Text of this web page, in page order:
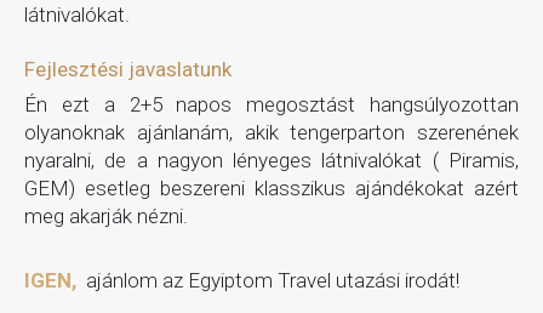
látnivalókat.
Fejlesztési javaslatunk
Én ezt a 2+5 napos megosztást hangsúlyozottan
olyanoknak ajánlanám, akik tengerparton szerenének
nyaralni, de a nagyon lényeges látnivalókat ( Piramis,
GEM) esetleg beszereni klasszikus ajándékokat azért
meg akarják nézni.
IGEN, ajánlom az Egyiptom Travel utazási irodát!